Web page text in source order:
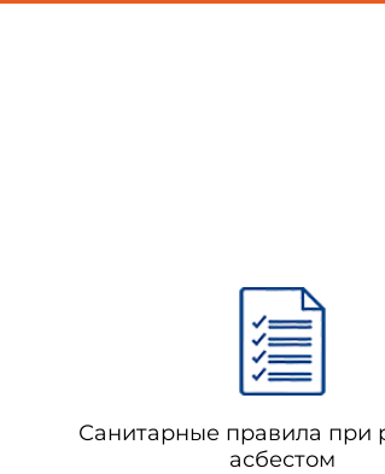
Санитарные правила при
асбестом